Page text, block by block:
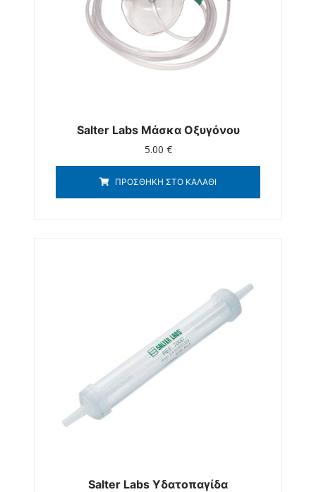
Salter Labs Μάσκα Οξυγόνου
5.00 €
ΠΡΟΣΘΉΚΗ ΣΤΟ ΚΑΛΆΘΙ
Salter Labs Υδατοπαγίδα